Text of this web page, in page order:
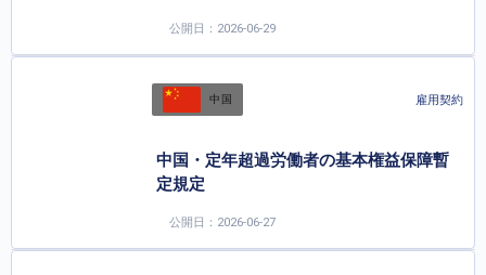
公開日：2026-06-29
中国 雇用契約
中国・定年超過労働者の基本権益保障暫
定規定
公開日：2026-06-27